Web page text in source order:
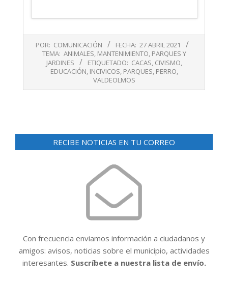
POR: COMUNICACIÓN FECHA: 27 ABRIL 2021
TEMA: ANIMALES, MANTENIMIENTO, PARQUES Y
JARDINES
ETIQUETADO: CACAS, CIVISMO,
EDUCACIÓN, INCIVICOS, PARQUES, PERRO,
VALDEOLMOS
RECIBE NOTICIAS EN TU CORREO
Con frecuencia enviamos información a ciudadanos y
amigos: avisos, noticias sobre el municipio, actividades
interesantes. Suscríbete a nuestra lista de envío.